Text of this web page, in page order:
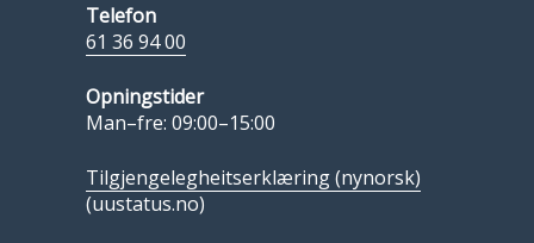
Telefon
61 36 94 00
Opningstider
Man–fre: 09:00–15:00
Tilgjengelegheitserklæring (nynorsk)
(uustatus.no)